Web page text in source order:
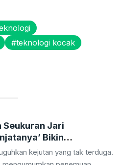
gr
a
mteknologi kocak
Seukuran Jari
Bikin
kejutan yang tak terduga.